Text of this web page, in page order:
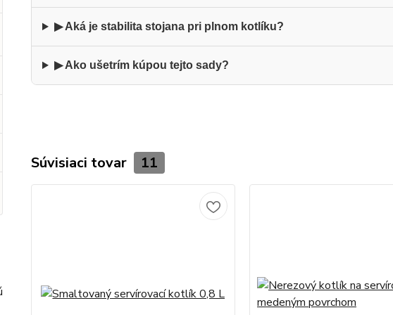
▶ Aká je stabilita stojana pri plnom kotlíku?
▶ Ako ušetrím kúpou tejto sady?
Súvisiaci tovar 11